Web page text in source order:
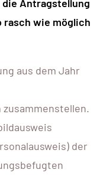
die Antragstellung
rasch wie möglich
aus dem Jahr
der